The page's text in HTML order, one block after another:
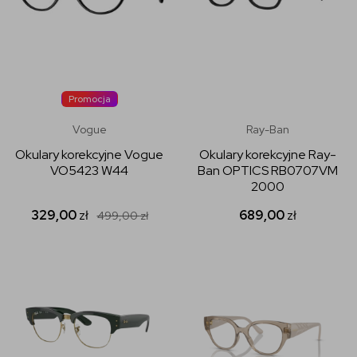
Promocja
Vogue
Okulary korekcyjne Vogue
VO5423 W44
329,00zł 499,00zł
Ray-Ban
Okulary korekcyjne Ray-
Ban OPTICS RB0707VM
2000
689,00zł